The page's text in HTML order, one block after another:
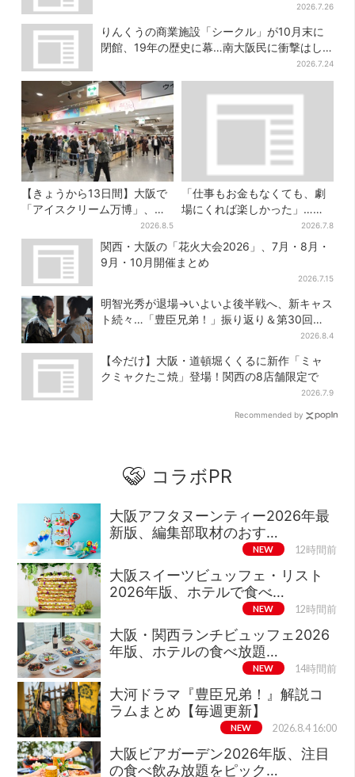
2026.7.26
りんくうの商業施設「シークル」が10月末に
閉館、19年の歴史に幕…南大阪民に衝撃はし
2026.7.24
【きょうから13日間】大阪で
「アイスクリーム万博」、全
国34ブランド・100種超…初
登場の「チョコソフト」に行
2026.8.5
「仕事もお金もなくても、劇
場にくれば楽しかった」…大
阪“マンゲキ卒業”芸人が語
る、漫才を磨き続けた日々
2026.7.8
関西・大阪の「花火大会2026」、7月・8月・
9月・10月開催まとめ
2026.7.15
明智光秀が退場→いよいよ後半戦へ、新キャス
ト続々…「豊臣兄弟！」振り返り＆第30回あ
2026.8.4
【今だけ】大阪・道頓堀くくるに新作「ミャ
クミャクたこ焼」登場！関西の8店舗限定で
2026.7.9
Recommended by
コラボPR
大阪アフタヌーンティー2026年最
新版、編集部取材のおす…
NEW 12時間前
大阪スイーツビュッフェ・リスト
2026年版、ホテルで食べ…
NEW 12時間前
大阪・関西ランチビュッフェ2026
年版、ホテルの食べ放題…
NEW 14時間前
大河ドラマ『豊臣兄弟！』解説コ
ラムまとめ【毎週更新】
NEW 2026.8.4 16:00
大阪ビアガーデン2026年版、注目
の食べ飲み放題をピック…